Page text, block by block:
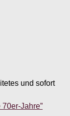
und sofort
Jahre”